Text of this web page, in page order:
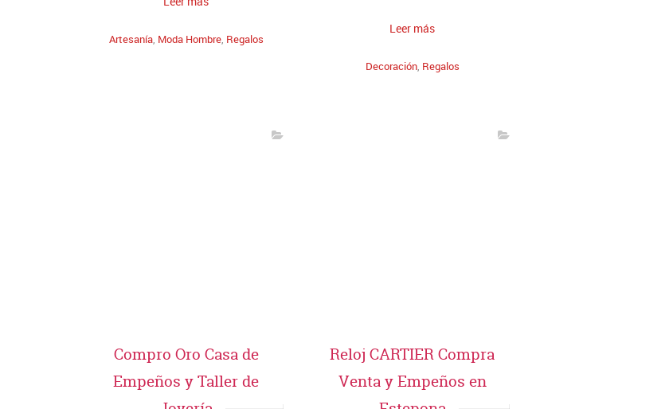
Artesanía, Moda Hombre, Regalos
Leer más
Decoración, Regalos
Compro Oro Casa de
Empeños y Taller de
Reloj CARTIER Compra
Venta y Empeños en